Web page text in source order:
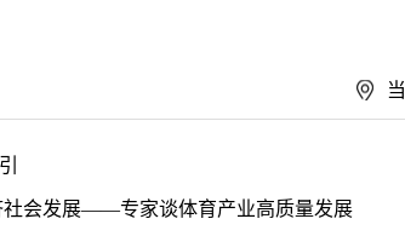
社会发展——专家谈体育产业高质量发展